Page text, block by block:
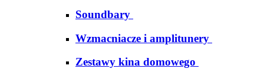
Soundbary
Wzmacniacze i amplitunery
Zestawy kina domowego